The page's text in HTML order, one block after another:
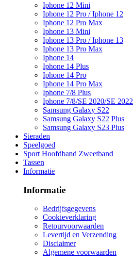
Iphone 12 Mini
Iphone 12 Pro / Iphone 12
Iphone 12 Pro Max
Iphone 13 Mini
Iphone 13 Pro / Iphone 13
Iphone 13 Pro Max
Iphone 14
Iphone 14 Plus
Iphone 14 Pro
Iphone 14 Pro Max
Iphone 7/8 Plus
Iphone 7/8/SE 2020/SE 2022
Samsung Galaxy S22
Samsung Galaxy S22 Plus
Samsung Galaxy S23 Plus
Sieraden
Speelgoed
Sport Hoofdband Zweetband
Tassen
Informatie
Informatie
Bedrijfsgegevens
Cookieverklaring
Retourvoorwaarden
Levertijd en Verzending
Disclaimer
Algemene voorwaarden